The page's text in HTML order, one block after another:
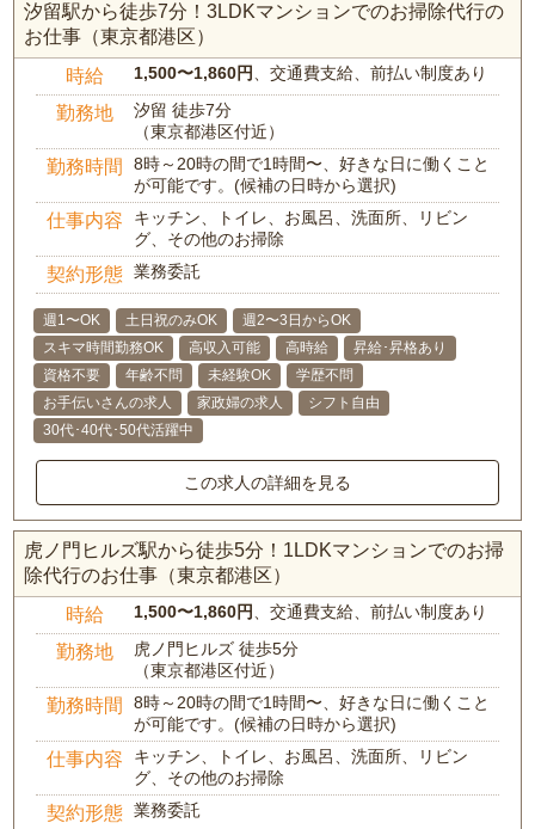
汐留駅から徒歩7分！3LDKマンションでのお掃除代行の
お仕事（東京都港区）
時給 1,500〜1,860円 、交通費支給、前払い制度あり
勤務地
汐留 徒歩7分
（東京都港区付近）
勤務時間
8時～20時の間で1時間〜、好きな日に働くこと
が可能です。(候補の日時から選択)
仕事内容
キッチン、トイレ、お風呂、洗面所、リビン
グ、その他のお掃除
契約形態 業務委託
週1〜OK 土日祝のみOK
週2〜3日からOK
スキマ時間勤務OK
高収入可能 高時給
昇給･昇格あり
資格不要
年齢不問 未経験OK
学歴不問
お手伝いさんの求人
家政婦の求人
シフト自由
30代･40代･50代活躍中
この求人の詳細を見る
虎ノ門ヒルズ駅から徒歩5分！1LDKマンションでのお掃
除代行のお仕事（東京都港区）
時給 1,500〜1,860円 、交通費支給、前払い制度あり
勤務地
虎ノ門ヒルズ 徒歩5分
（東京都港区付近）
勤務時間
8時～20時の間で1時間〜、好きな日に働くこと
が可能です。(候補の日時から選択)
仕事内容
キッチン、トイレ、お風呂、洗面所、リビン
グ、その他のお掃除
契約形態 業務委託